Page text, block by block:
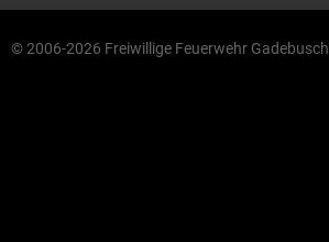
© 2006-2026 Freiwillige Feuerwehr Gadebusch